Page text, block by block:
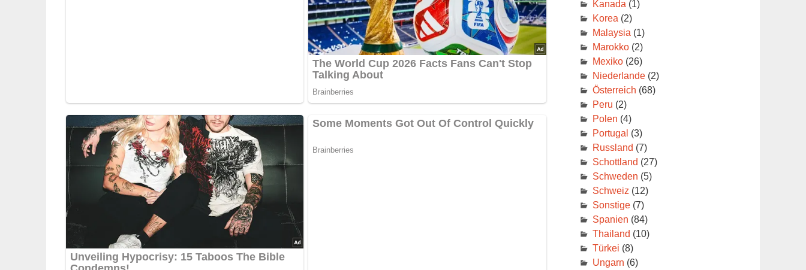
Schaumkelle in kochendes Salzwasser geben und bei mittlerer Hitze 10-15 Min. ziehen lassen. Das gegarte
Fleisch aus dem Bräter nehmen und warm stellen. Den Fleischfond durch ein Sieb passieren, in einen Topf geben,
mit angerührtem Mehl binden, etwas einkochen lassen und nochmals abschmecken. Das Fleisch anrichten, mit
der Sauce überziehen. Den Rosenkohl mit gehackter Petersilie bestreuen und mit den Kartoffelklößen zum
Kanada (1)
Korea (2)
Malaysia (1)
Marokko(2)
Mexiko(26)
Niederlande(2)
Österreich (68)
Peru (2)
Polen (4)
Portugal (3)
Russland (7)
Schottland (27)
Schweden (5)
Schweiz (12)
Sonstige(7)
Spanien (84)
Thailand (10)
Türkei (8)
Ungarn (6)